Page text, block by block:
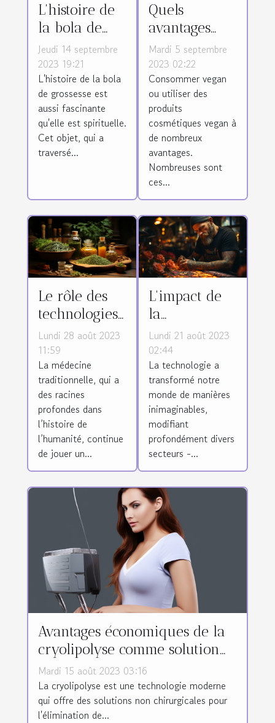
L'histoire de
la bola de
grossesse
Jeudi 14 septembre
2023 19:21
L'histoire de la bola
de grossesse est
aussi fascinante
qu'elle est spirituelle.
Cet objet, qui a
traversé...
Quels
avantages
d’utiliser les
produits
cosmétiques
vegan ?
Mardi 5 septembre
2023 02:22
Consommer vegan
ou utiliser des
produits
cosmétiques vegan à
de nombreux
avantages.
Nombreuses sont
ces...
Le rôle des
technologies
de pointe
dans la
préservation
et la
promotion de
la médecine
traditionnelle
Lundi 28 août 2023
11:59
La médecine
traditionnelle, qui a
des racines
profondes dans
l’histoire de
l’humanité, continue
de jouer un...
L'impact de
la
technologie
sur l'industrie
du tatouage
Lundi 21 août 2023
02:44
La technologie a
transformé notre
monde de manières
inimaginables,
modifiant
profondément divers
secteurs -...
Avantages économiques de la
cryolipolyse comme solution
non chirurgicale pour
l'élimination de la graisse
Mardi 15 août 2023 03:16
La cryolipolyse est une technologie moderne
qui offre des solutions non chirurgicales pour
l'élimination de...